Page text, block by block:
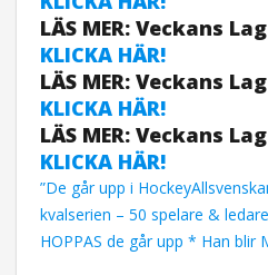
LÄS MER: Veckans
KLICKA HÄR!
LÄS MER: Veckans
KLICKA HÄR!
LÄS MER: Veckans
KLICKA HÄR!
”De går upp i
kvalserien – 50 spelare &
HOPPAS de går upp * Han blir